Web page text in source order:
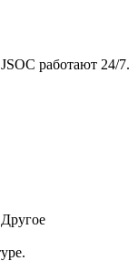
работают 24/7.
Другое